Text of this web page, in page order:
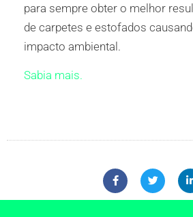
para sempre obter o melhor
de carpetes e estofados
impacto ambiental.
Sabia mais.